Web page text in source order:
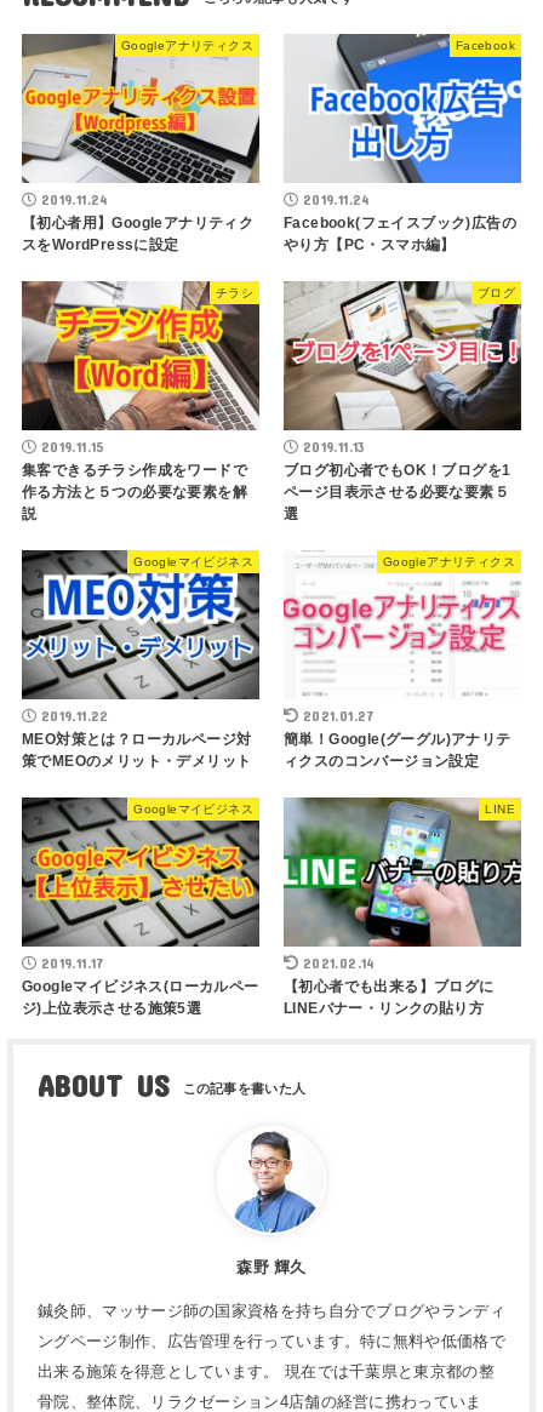
Googleアナリティクス
2019.11.24
【初心者用】Googleアナリティク
スをWordPressに設定
Facebook
2019.11.24
Facebook(フェイスブック)広告の
やり方【PC・スマホ編】
チラシ
2019.11.15
集客できるチラシ作成をワードで
作る方法と５つの必要な要素を解
説
ブログ
2019.11.13
ブログ初心者でもOK！ブログを1
ページ目表示させる必要な要素５
選
Googleマイビジネス
2019.11.22
MEO対策とは？ローカルページ対
策でMEOのメリット・デメリット
Googleアナリティクス
2021.01.27
簡単！Google(グーグル)アナリテ
ィクスのコンバージョン設定
Googleマイビジネス
2019.11.17
Googleマイビジネス(ローカルペー
ジ)上位表示させる施策5選
LINE
2021.02.14
【初心者でも出来る】ブログに
LINEバナー・リンクの貼り方
ABOUT US
森野 輝久
鍼灸師、マッサージ師の国家資格を持ち自分でブログやランディ
ングページ制作、広告管理を行っています。特に無料や低価格で
出来る施策を得意としています。 現在では千葉県と東京都の整
骨院、整体院、リラクゼーション4店舗の経営に携わっていま